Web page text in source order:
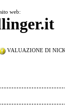
web:
VALUAZIONE DI